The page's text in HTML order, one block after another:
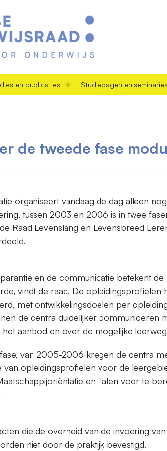
en publicaties Studiedagen en seminaries
de tweede fase
organiseert vandaag de dag alleen
tussen 2003 en 2006 is in twee
Raad Levenslang en Levensbreed
en de communicatie betekent de
vindt de raad. De opleidingsprofielen
met ontwikkelingsdoelen per
de centra duidelijker communiceren
aanbod en over de mogelijke
van 2005-2006 kregen de centra
van opleidingsprofielen voor de
en Talen voor te
die de overheid van de invoering
niet door de praktijk bevestigd.